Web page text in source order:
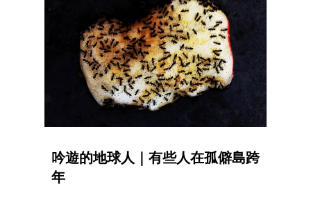
吟遊的地球人｜有些人在孤僻島跨
年